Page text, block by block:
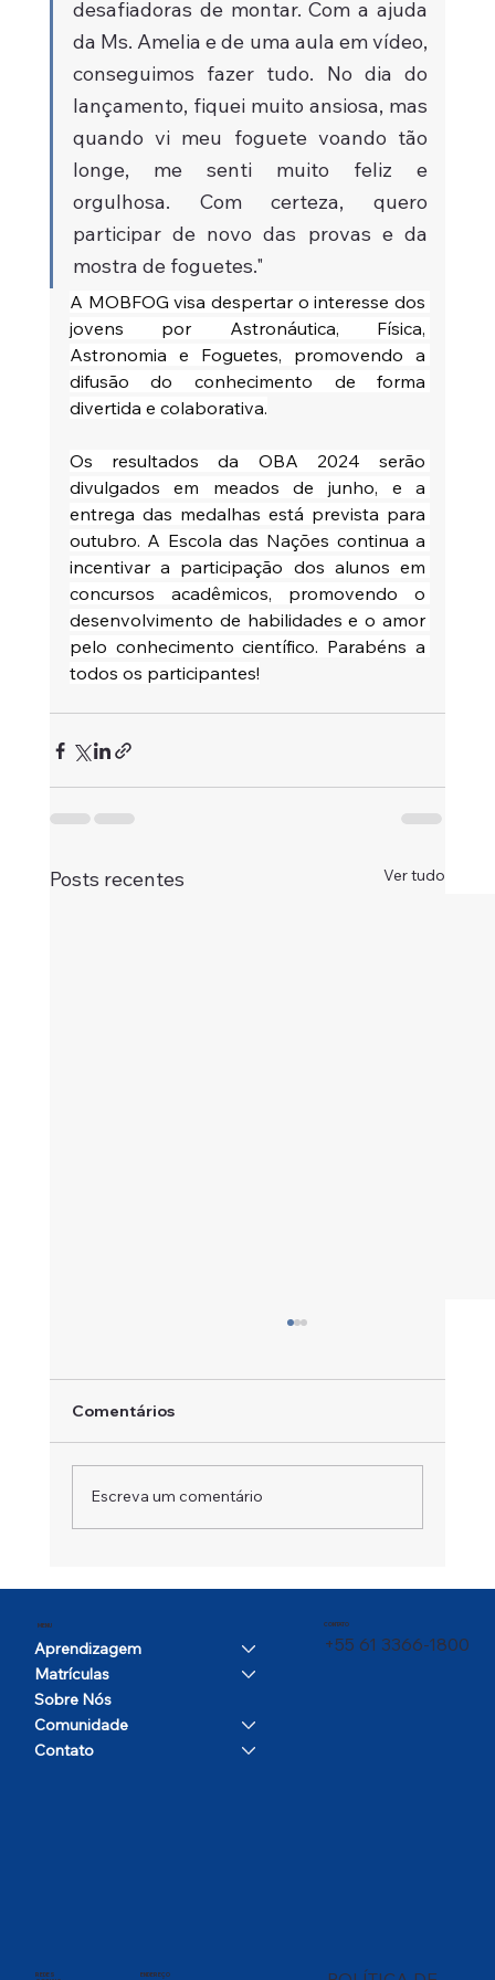
desafiadoras de montar. Com a ajuda
da Ms. Amelia e de uma aula em vídeo,
conseguimos fazer tudo. No dia do
lançamento, fiquei muito ansiosa, mas
quando vi meu foguete voando tão
longe, me senti muito feliz e
orgulhosa. Com certeza, quero
participar de novo das provas e da
mostra de foguetes."
A MOBFOG visa despertar o interesse dos
jovens por Astronáutica, Física,
Astronomia e Foguetes, promovendo a
difusão do conhecimento de forma
divertida e colaborativa.
Os resultados da OBA 2024 serão
divulgados em meados de junho, e a
entrega das medalhas está prevista para
outubro. A Escola das Nações continua a
incentivar a participação dos alunos em
concursos acadêmicos, promovendo o
desenvolvimento de habilidades e o amor
pelo conhecimento científico. Parabéns a
todos os participantes!
Posts recentes Ver tudo
Um Campeão em Movimento
Comentários
Escreva um comentário
MENU
Aprendizagem
Matrículas
Sobre Nós
Comunidade
Contato
CONTATO
+55 61 3366-1800
ENDEREÇO
REDES